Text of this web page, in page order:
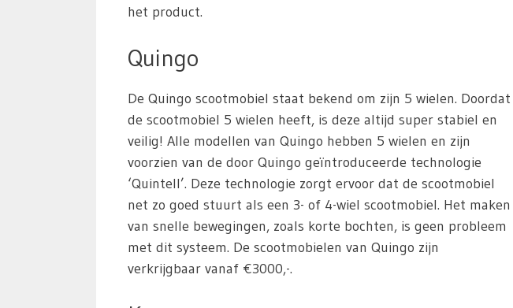
het product.
Quingo
De Quingo scootmobiel staat bekend om zijn 5 wielen. Doordat
de scootmobiel 5 wielen heeft, is deze altijd super stabiel en
veilig! Alle modellen van Quingo hebben 5 wielen en zijn
voorzien van de door Quingo geïntroduceerde technologie
‘Quintell’. Deze technologie zorgt ervoor dat de scootmobiel
net zo goed stuurt als een 3- of 4-wiel scootmobiel. Het maken
van snelle bewegingen, zoals korte bochten, is geen probleem
met dit systeem. De scootmobielen van Quingo zijn
verkrijgbaar vanaf €3000,-.